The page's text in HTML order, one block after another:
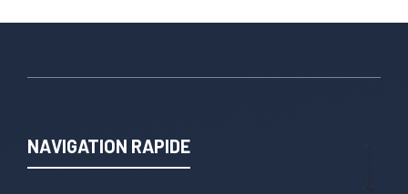
NAVIGATION RAPIDE